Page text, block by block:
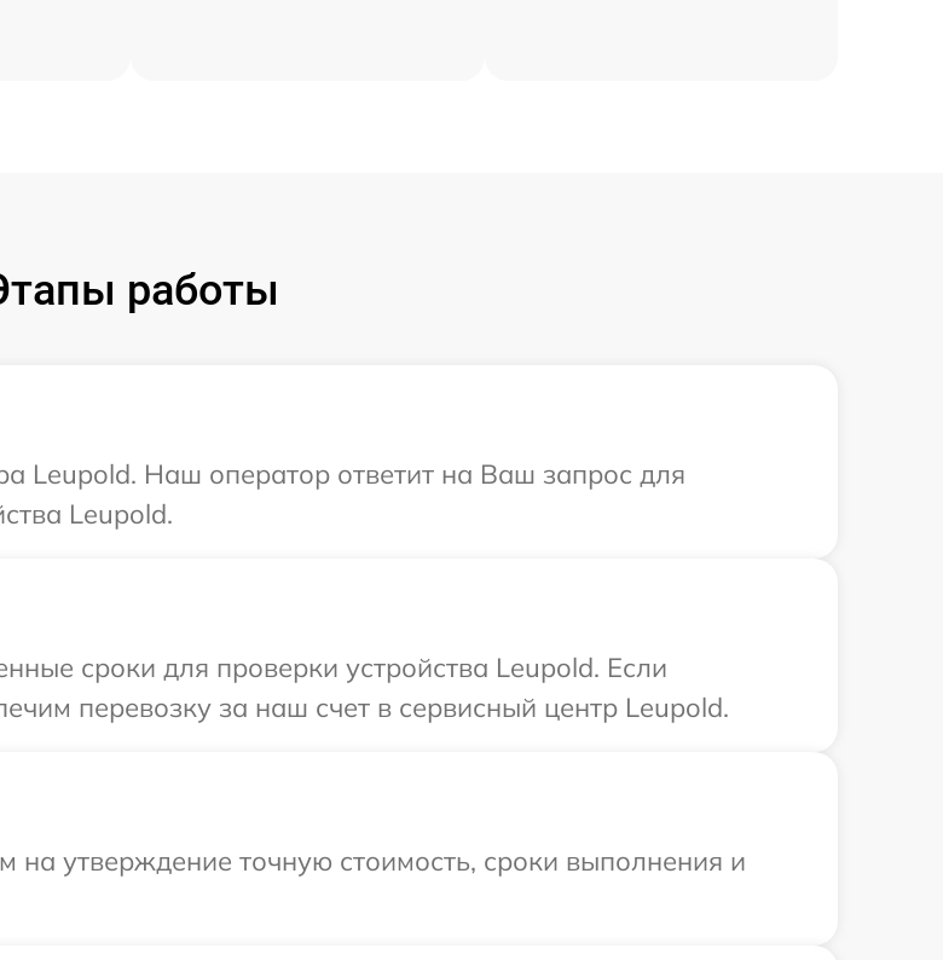
работы
Leupold. Наш оператор ответит на Ваш запрос для
Leupold.
сроки для проверки устройства Leupold. Если
перевозку за наш счет в сервисный центр Leupold.
на утверждение точную стоимость, сроки выполнения и